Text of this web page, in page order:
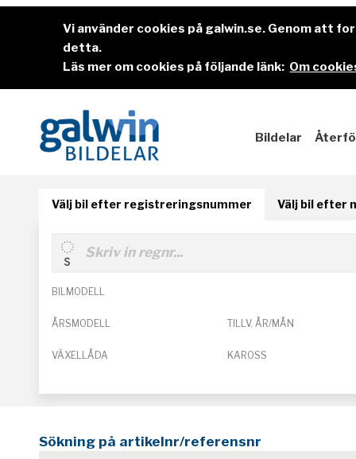
Vi använder cookies på galwin.se. Genom att
detta.
Läs mer om cookies på följande länk: Om
Bildelar
Välj bil efter registreringsnummer Välj bil efter
BILMODELL
ÅRSMODELL TILLV. ÅR/MÅN
VÄXELLÅDA KAROSS
Sökning på artikelnr/referensnr